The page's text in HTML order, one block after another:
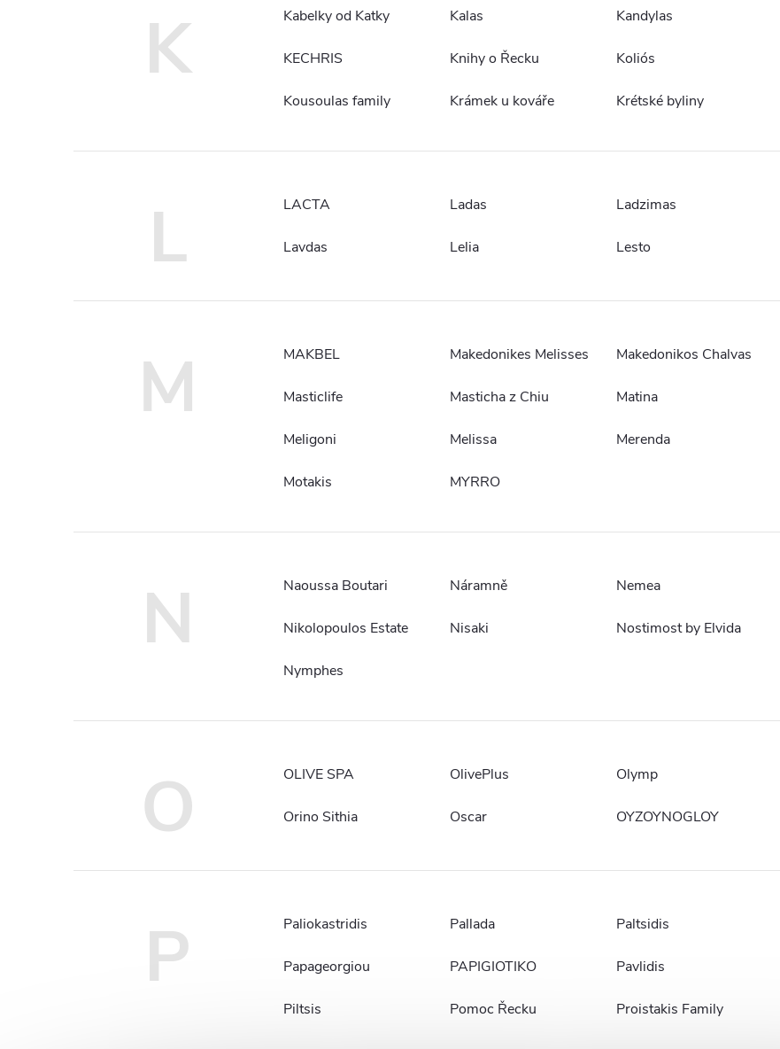
K Kabelky od Katky Kalas Kandylas
KECHRIS Knihy o Řecku Koliós
Kousoulas family Krámek u kováře Krétské byliny
L LACTA Ladas Ladzimas
Lavdas Lelia Lesto
M MAKBEL Makedonikes Melisses Makedonikos Chalvas
Masticlife Masticha z Chiu Matina
Meligoni Melissa Merenda
Motakis MYRRO
N Naoussa Boutari Náramně Nemea
Nikolopoulos Estate Nisaki Nostimost by Elvida
Nymphes
O OLIVE SPA OlivePlus Olymp
Orino Sithia Oscar OYZOYNOGLOY
P Paliokastridis Pallada Paltsidis
Papageorgiou PAPIGIOTIKO Pavlidis
Piltsis Pomoc Řecku Proistakis Family